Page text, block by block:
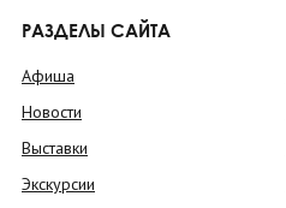
РАЗДЕЛЫ САЙТА
Афиша
Новости
Выставки
Экскурсии